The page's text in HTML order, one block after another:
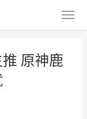
原神鹿